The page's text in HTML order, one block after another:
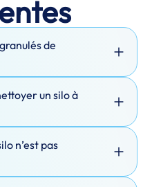
de
un silo à
n’est pas